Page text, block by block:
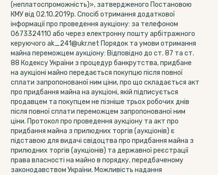
(неплатоспроможність)», затвердженого Постановою
КМУ від 02.10.2019р. Спосіб отримання додаткової
інформації про проведення аукціону: за телефоном
0673324110 або через електронну пошту арбітражного
керуючого ak_241@ukr.net Порядок та умови отримання
майна переможцем аукціону: Відповідно до ст. 87 та ст.
88 Кодексу України з процедур банкрутства, придбане
на аукціоні майно передається покупцю після повної
сплати запропонованої ним ціни, про що складається акт
про придбання майна на аукціоні, якій підписується
продавцем та покупцем не пізніше трьох робочих днів
після повної сплати переможцем запропонованої ним
ціни. Протокол про проведення аукціону та акт про
придбання майна з прилюдних торгів (аукціонів) є
підставою для видачі свідоцтва про придбання майна з
прилюдних торгів (аукціонів) та державної реєстрації
права власності на майно в порядку, передбаченому
законодавством України. Можливість надання